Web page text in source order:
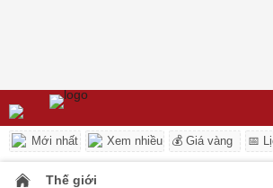
Mới nhất Xem nhiều 💰 Giá vàng 📅
Thế giới